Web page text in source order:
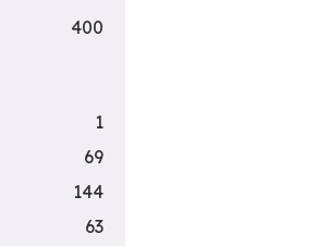
400
1
69
144
63